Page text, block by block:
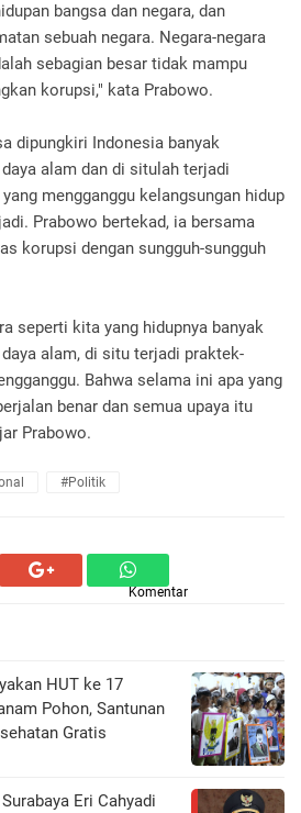
bangsa dan negara, dan
sebuah negara. Negara-negara
sebagian besar tidak mampu
korupsi," kata Prabowo.
dipungkiri Indonesia banyak
alam dan di situlah terjadi
mengganggu kelangsungan hidup
Prabowo bertekad, ia bersama
korupsi dengan sungguh-sungguh
seperti kita yang hidupnya banyak
alam, di situ terjadi praktek-
Bahwa selama ini apa yang
benar dan semua upaya itu
Prabowo.
#Politik
Komentar
HUT ke 17
Pohon, Santunan
Gratis
Eri Cahyadi